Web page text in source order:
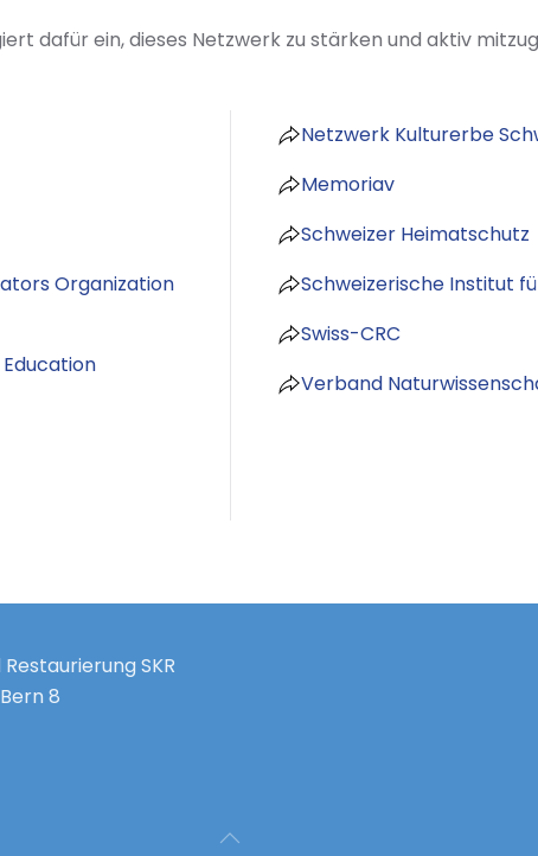
dafür ein, dieses Netzwerk zu stärken und aktiv
Organization
Netzwerk Kulturerbe
Memoriav
Schweizer Heimatschutz
Schweizerische Institut
Swiss-CRC
Verband
SKR
8